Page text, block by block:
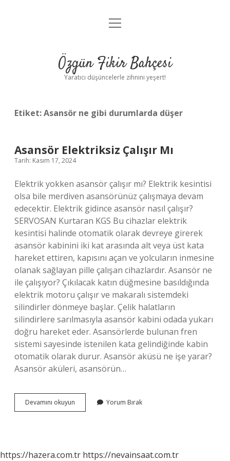
Anasayfa
Yasal Uyarı
menüyü
Özgün Fikir Bahçesi
Yaratıcı düşüncelerle zihnini yeşert!
Etiket:Asansör ne gibi durumlarda düşer
Asansör Elektriksiz Çalışır Mı
Tarih: Kasım 17, 2024
Elektrik yokken asansör çalışır mı? Elektrik kesintisi
olsa bile merdiven asansörünüz çalışmaya devam
edecektir. Elektrik gidince asansör nasıl çalışır?
SERVOSAN Kurtaran KGS Bu cihazlar elektrik
kesintisi halinde otomatik olarak devreye girerek
asansör kabinini iki kat arasında alt veya üst kata
hareket ettiren, kapısını açan ve yolcuların inmesine
olanak sağlayan pille çalışan cihazlardır. Asansör ne
ile çalışıyor? Çıkılacak katın düğmesine basıldığında
elektrik motoru çalışır ve makaralı sistemdeki
silindirler dönmeye başlar. Çelik halatların
silindirlere sarılmasıyla asansör kabini odada yukarı
doğru hareket eder. Asansörlerde bulunan fren
sistemi sayesinde istenilen kata gelindiğinde kabin
otomatik olarak durur. Asansör aküsü ne işe yarar?
Asansör aküleri, asansörün…
Devamını okuyun Asansör
Elektriksiz
Yorum Bırak
https://hazera.com.tr https://nevainsaat.com.tr